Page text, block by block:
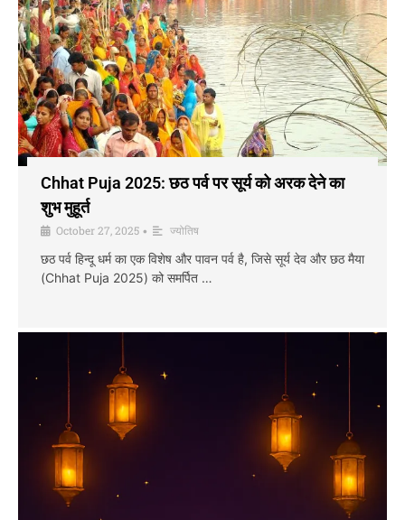
Chhat Puja 2025: छठ पर्व पर सूर्य को अरक देने का
शुभ मुहूर्त
October 27, 2025 • ज्योतिष
छठ पर्व हिन्दू धर्म का एक विशेष और पावन पर्व है, जिसे सूर्य देव और छठ मैया
(Chhat Puja 2025) को समर्पित …